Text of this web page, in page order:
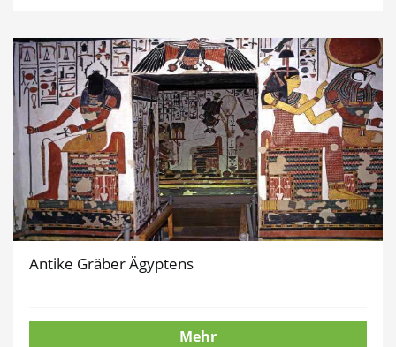
Antike Gräber Ägyptens
Mehr